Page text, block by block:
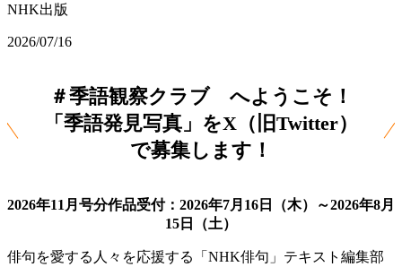
NHK出版
2026/07/16
＃季語観察クラブ へようこそ！
「季語発見写真」をX（旧Twitter）
で募集します！
2026年11 月号分作品受付：2026年7月16日（木）～2026年8月
15日（土）
俳句を愛する人々を応援する「NHK俳句」テキスト編集部